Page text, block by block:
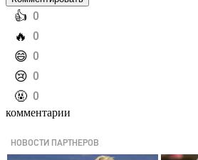
️👍 0
️🔥 0
️😄 0
️😢 0
️🤬 0
комментарии